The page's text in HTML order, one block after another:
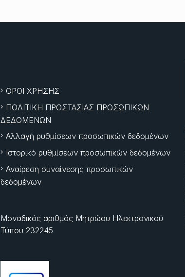
ΟΡΟΙ ΧΡΗΣΗΣ
ΠΟΛΙΤΙΚΗ ΠΡΟΣΤΑΣΙΑΣ ΠΡΟΣΩΠΙΚΩΝ
ΔΕΔΟΜΕΝΩΝ
Αλλαγή ρυθμίσεων προσωπικών δεδομένων
Ιστορικό ρυθμίσεων προσωπικών δεδομένων
Αναίρεση συναίνεσης προσωπικών
δεδομένων
Μοναδικός αριθμός Μητρώου Ηλεκτρονικού
Τύπου 232245